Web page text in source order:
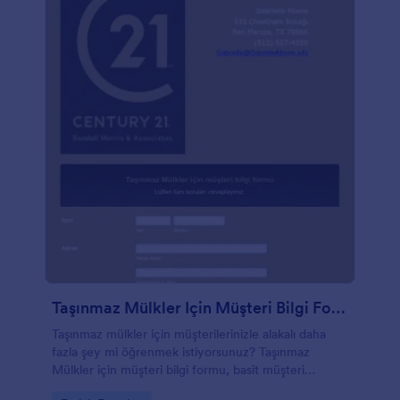
Dropbox, Box ve daha fazlasını içeren 100'den fazla
güçlü uygulama entegrasyonumuzu kullanabilirsiniz.
Çocuklu insanlar için daha fazla alan ekleyerek veya
yeni bir ev satın almak isteyenler için daha fazla soru
sorarak müşterilerinizin ihtiyaçlarını karşılamak için
bu formun birden çok versiyonunu bile
oluşturabilirsiniz.
Taşınmaz Mülkler Için Müşteri Bilgi Formu
Taşınmaz mülkler için müşterilerinizle alakalı daha
fazla şey mi öğrenmek istiyorsunuz? Taşınmaz
Mülkler için müşteri bilgi formu, basit müşteri